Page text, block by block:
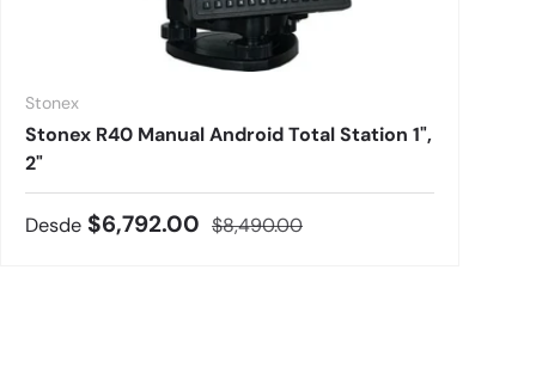
Stonex
Stonex R40 Manual Android Total Station 1",
2"
Precio de venta
Desde $6,792.00 Precio normal
$8,490.00